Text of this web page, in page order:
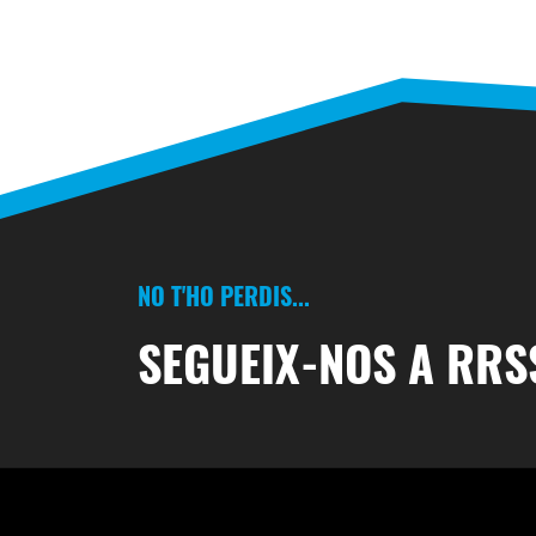
NO T'HO PERDIS...
SEGUEIX-NOS A